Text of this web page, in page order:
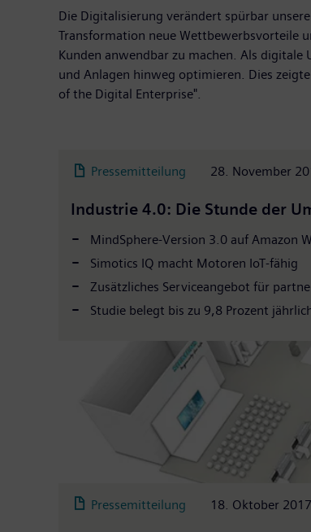
Die Digitalisierung verändert spürbar
Transformation neue Wettbewerbsvorteile
Kunden anwendbar zu machen. Als digitale
und Anlagen hinweg optimieren. Dies
of the Digital Enterprise".
Pressemitteilung 28. November
Industrie 4.0: Die Stunde der
MindSphere-Version 3.0 auf Amazon
Simotics IQ macht Motoren IoT-fähig
Zusätzliches Serviceangebot für
Studie belegt bis zu 9,8 Prozent
Pressemitteilung 18. Oktober 2017